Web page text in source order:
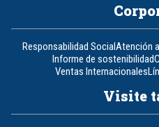
Responsabilidad SocialAtención
Informe de sostenibilidad
Ventas Internacionales
Visite